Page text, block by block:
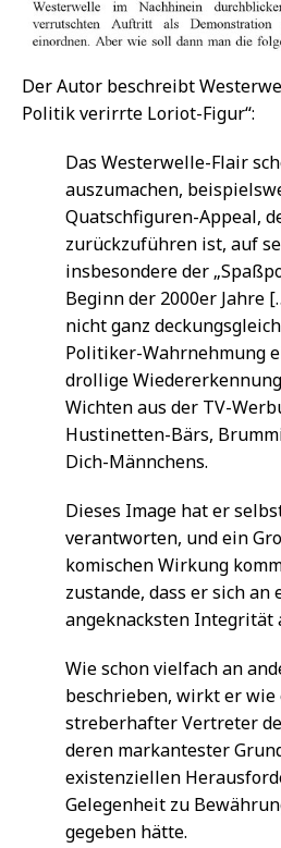
Der Autor beschreibt
Politik verirrte Loriot-Figur“:
Das Westerwelle-Flair
auszumachen,
Quatschfiguren-Appeal,
zurückzuführen ist, auf
insbesondere der
Beginn der 2000er Jahre
nicht ganz
Politiker-Wahrnehmung
drollige
Wichten aus der TV-
Hustinetten-Bärs,
Dich-Männchens.
Dieses Image hat er
verantworten, und ein
komischen Wirkung
zustande, dass er sich an
angeknacksten Integrität
Wie schon vielfach an
beschrieben, wirkt er wie
streberhafter Vertreter
deren markantester
existenziellen
Gelegenheit zu
gegeben hätte.